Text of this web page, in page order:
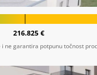
216.825 €
ne garantira potpunu točnost